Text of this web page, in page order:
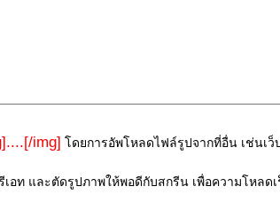
img] โดยการอัพโหลดไฟล์รูปจากที่อื่น เช่นเ
อท และตัดรูปภาพให้พอดีกับสกรีน เพื่อความโหลด